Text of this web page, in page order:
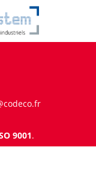
9001.